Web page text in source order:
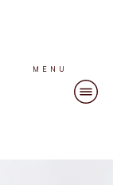
MENU